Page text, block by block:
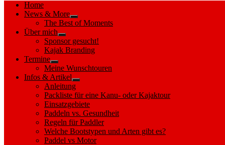
Home
News & More
Show
sub
The Best of Moments
Über mich
Show
sub
menu
Sponsor gesucht!
Kajak Branding
Termine
Show
sub
menu
Meine Wunschtouren
Infos & Artikel
Show
sub
menu
Anleitung
Packliste für eine Kanu- oder Kajaktour
Einsatzgebiete
Paddeln vs. Gesundheit
Regeln für Paddler
Welche Bootstypen und Arten gibt es?
Paddel vs Motor